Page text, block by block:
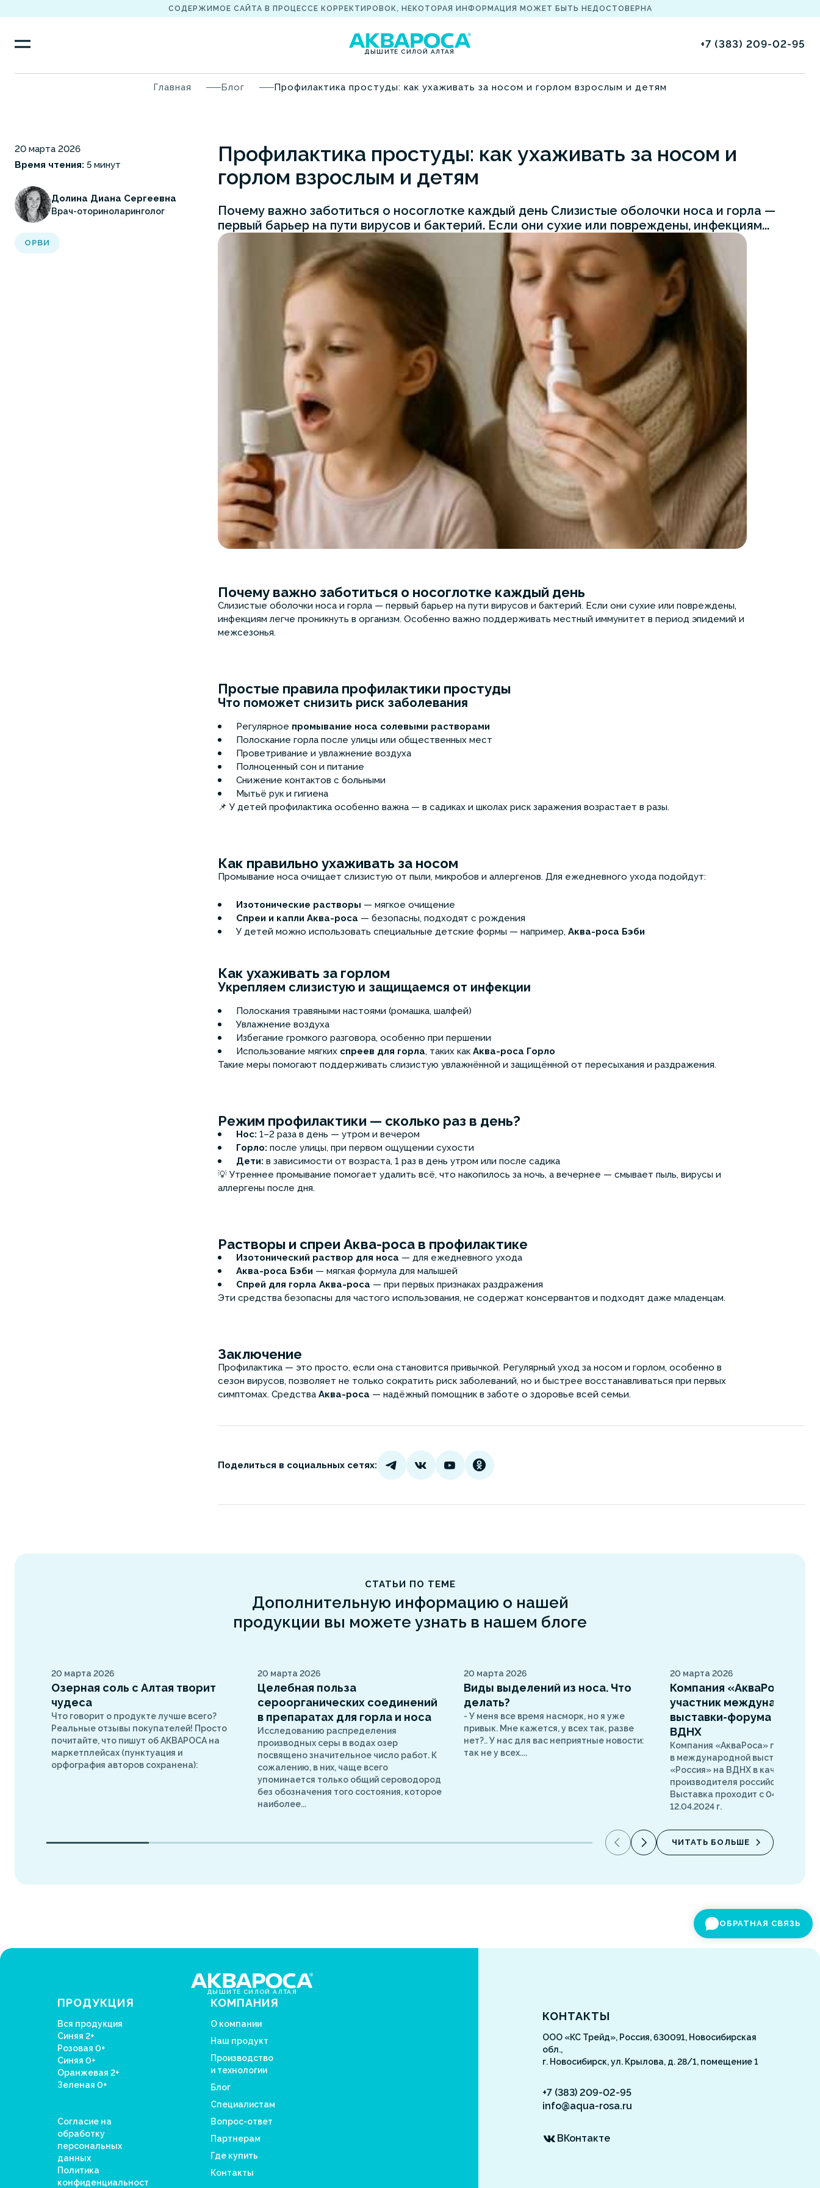
СОДЕРЖИМОЕ САЙТА В ПРОЦЕССЕ КОРРЕКТИРОВОК, НЕКОТОРАЯ ИНФОРМАЦИЯ МОЖЕТ БЫТЬ НЕДОСТОВЕРНА
ДЫШИТЕ СИЛОЙ АЛТАЯ
+7 (383) 209-02-95
Главная Блог Профилактика простуды: как ухаживать за носом и горлом взрослым и детям
20 марта 2026
Время чтения: 5 минут
Долина Диана Сергеевна
Врач-оториноларинголог
ОРВИ
Профилактика простуды: как ухаживать за носом и
горлом взрослым и детям
Почему важно заботиться о носоглотке каждый день Слизистые оболочки носа и горла —
первый барьер на пути вирусов и бактерий. Если они сухие или повреждены, инфекциям...
Почему важно заботиться о носоглотке каждый день
Слизистые оболочки носа и горла — первый барьер на пути вирусов и бактерий. Если они сухие или повреждены,
инфекциям легче проникнуть в организм. Особенно важно поддерживать местный иммунитет в период эпидемий и
межсезонья.
Простые правила профилактики простуды
Что поможет снизить риск заболевания
Регулярное промывание носа солевыми растворами
Полоскание горла после улицы или общественных мест
Проветривание и увлажнение воздуха
Полноценный сон и питание
Снижение контактов с больными
Мытьё рук и гигиена
📌 У детей профилактика особенно важна — в садиках и школах риск заражения возрастает в разы.
Как правильно ухаживать за носом
Промывание носа очищает слизистую от пыли, микробов и аллергенов. Для ежедневного ухода подойдут:
Изотонические растворы — мягкое очищение
Спреи и капли Аква-роса — безопасны, подходят с рождения
У детей можно использовать специальные детские формы — например, Аква-роса Бэби
Как ухаживать за горлом
Укрепляем слизистую и защищаемся от инфекции
Полоскания травяными настоями (ромашка, шалфей)
Увлажнение воздуха
Избегание громкого разговора, особенно при першении
Использование мягких спреев для горла, таких как Аква-роса Горло
Такие меры помогают поддерживать слизистую увлажнённой и защищённой от пересыхания и раздражения.
Режим профилактики — сколько раз в день?
Нос: 1–2 раза в день — утром и вечером
Горло: после улицы, при первом ощущении сухости
Дети: в зависимости от возраста, 1 раз в день утром или после садика
💡 Утреннее промывание помогает удалить всё, что накопилось за ночь, а вечернее — смывает пыль, вирусы и
аллергены после дня.
Растворы и спреи Аква-роса в профилактике
Изотонический раствор для носа — для ежедневного ухода
Аква-роса Бэби — мягкая формула для малышей
Спрей для горла Аква-роса — при первых признаках раздражения
Эти средства безопасны для частого использования, не содержат консервантов и подходят даже младенцам.
Заключение
Профилактика — это просто, если она становится привычкой. Регулярный уход за носом и горлом, особенно в
сезон вирусов, позволяет не только сократить риск заболеваний, но и быстрее восстанавливаться при первых
симптомах. Средства Аква-роса — надёжный помощник в заботе о здоровье всей семьи.
Поделиться в социальных сетях:
СТАТЬИ ПО ТЕМЕ
Дополнительную информацию о нашей
продукции вы можете узнать в нашем блоге
20 марта 2026
Озерная соль с Алтая творит
чудеса
Что говорит о продукте лучше всего?
Реальные отзывы покупателей! Просто
почитайте, что пишут об АКВАРОСА на
маркетплейсах (пунктуация и
орфография авторов сохранена):
20 марта 2026
Целебная польза
сероорганических соединений
в препаратах для горла и носа
Исследованию распределения
производных серы в водах озер
посвящено значительное число работ. К
сожалению, в них, чаще всего
упоминается только общий сероводород
без обозначения того состояния, которое
наиболее...
20 марта 2026
Виды выделений из носа. Что
делать?
- У меня все время насморк, но я уже
привык. Мне кажется, у всех так, разве
нет?.. У нас для вас неприятные новости:
так не у всех....
20 марта 2026
Компания «АкваРоса» –
участник международной
выставки-форума
ВДНХ
Компания «АкваРоса» принимает
в международной выставке-
«Россия» на ВДНХ в качестве
производителя российских
Выставка проходит с 04.11. 2023
12.04.2024 г.
ЧИТАТЬ БОЛЬШЕ
ОБРАТНАЯ СВЯЗЬ
ДЫШИТЕ СИЛОЙ АЛТАЯ
ПРОДУКЦИЯ
Вся продукция
Синяя 2+
Розовая 0+
Синяя 0+
Оранжевая 2+
Зеленая 0+
Согласие на
обработку
персональных
данных
Политика
конфиденциальност
КОМПАНИЯ
О компании
Наш продукт
Производство
и технологии
Блог
Специалистам
Вопрос-ответ
Партнерам
Где купить
Контакты
Aquarosa
КОНТАКТЫ
ООО «КС Трейд», Россия, 630091, Новосибирская
обл.,
г. Новосибирск, ул. Крылова, д. 28/1, помещение 1
+7 (383) 209-02-95
info@aqua-rosa.ru
ВКонтакте